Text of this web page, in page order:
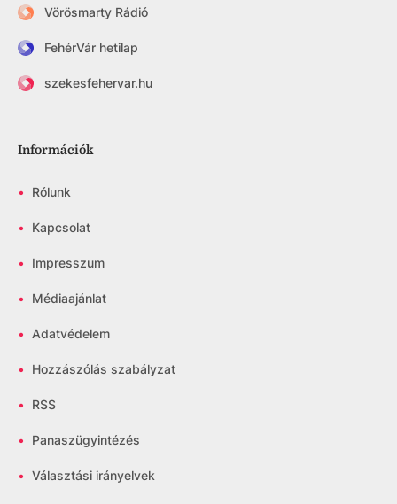
Vörösmarty Rádió
FehérVár hetilap
szekesfehervar.hu
Információk
• Rólunk
• Kapcsolat
• Impresszum
• Médiaajánlat
• Adatvédelem
• Hozzászólás szabályzat
• RSS
• Panaszügyintézés
• Választási irányelvek